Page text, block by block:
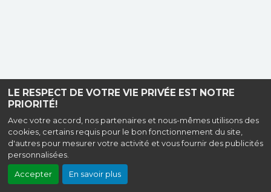
LE RESPECT DE VOTRE VIE PRIVÉE EST NOTRE
PRIORITÉ!
Avec votre accord, nos partenaires et nous-mêmes utilisons des
cookies, certains requis pour le bon fonctionnement du site,
d'autres pour mesurer votre activité et vous fournir des publicités
personnalisées.
Accepter En savoir plus